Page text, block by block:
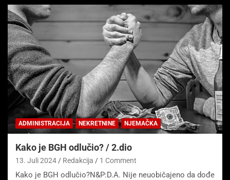
ADMINISTRACIJA NEKRETNINE NJEMAČKA
Kako je BGH odlučio? / 2.dio
13. Juli 2024 Redakcija 1 Comment
Kako je BGH odlučio?N&P:D.A. Nije neuobičajeno da dođe